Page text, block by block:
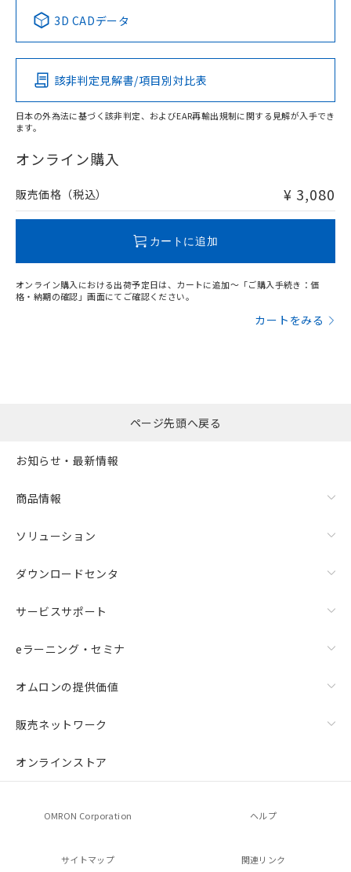
Pb Hg Cd Cr(VI)
O
在庫等で未対応品が混在する可能性があります。
問い合わせください。
この製品の規格認証/適合状況ページへ
その他の認証はこちらのページからご検索ください
3D CADデータ
該非判定見解書/項目別対比表
日本の外為法に基づく該非判定、およびEAR再輸出規制に関する見解が入手でき
ます。
オンライン購入
販売価格（税込） ¥ 3,080
カートに追加
オンライン購入における出荷予定日は、カートに追加～「ご購入手続き：価
格・納期の確認」画面にてご確認ください。
カートをみる
既に当社にて対応品への在庫切替を完了
していることから、特段のことがない限
り、2022年1月12日より割愛しておりま
す。
ページ先頭へ戻る
お知らせ・最新情報
商品情報
ソリューション
ダウンロードセンタ
サービスサポート
eラーニング・セミナ
オムロンの提供価値
販売ネットワーク
オンラインストア
OMRON Corporation ヘルプ
サイトマップ 関連リンク